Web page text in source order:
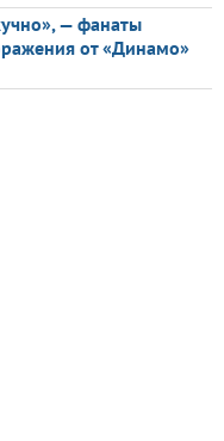
— фанаты
от «Динамо»